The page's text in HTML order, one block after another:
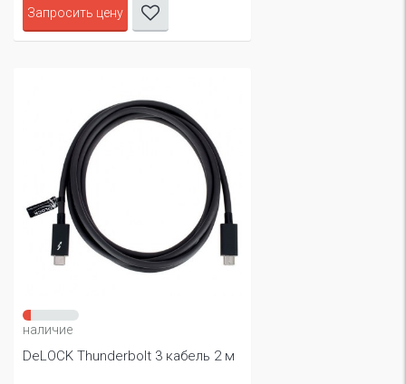
Запросить цену
наличие
DeLOCK Thunderbolt 3 кабель 2 м